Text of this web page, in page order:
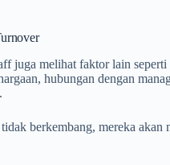
juga melihat faktor lain seperti
hubungan dengan
berkembang, mereka akan